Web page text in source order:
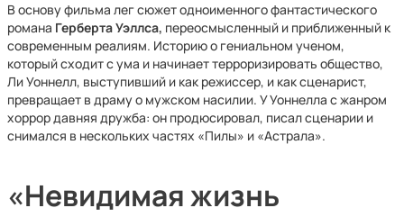
В основу фильма лег сюжет одноименного фантастического
романа Герберта Уэллса, переосмысленный и приближенный к
современным реалиям. Историю о гениальном ученом,
который сходит с ума и начинает терроризировать общество,
Ли Уоннелл, выступивший и как режиссер, и как сценарист,
превращает в драму о мужском насилии. У Уоннелла с жанром
хоррор давняя дружба: он продюсировал, писал сценарии и
снимался в нескольких частях «Пилы» и «Астрала».
«Невидимая жизнь